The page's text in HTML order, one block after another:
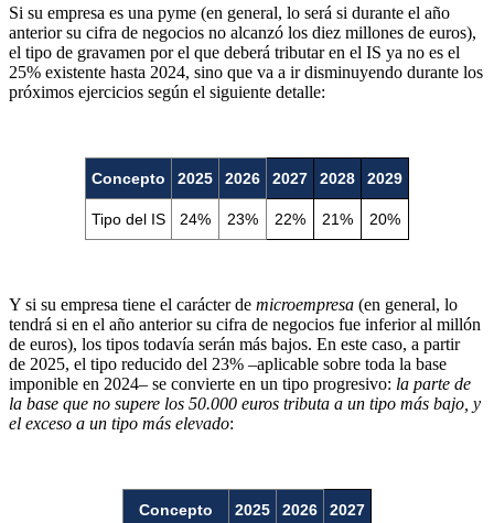
Si su empresa es una pyme (en general, lo será si durante el año
anterior su cifra de negocios no alcanzó los diez millones de euros),
el tipo de gravamen por el que deberá tributar en el IS ya no es el
25% existente hasta 2024, sino que va a ir disminuyendo durante los
próximos ejercicios según el siguiente detalle:
Concepto 2025 2026 2027 2028 2029
Tipo del IS 24% 23% 22% 21% 20%
Y si su empresa tiene el carácter de microempresa (en general, lo
tendrá si en el año anterior su cifra de negocios fue inferior al millón
de euros), los tipos todavía serán más bajos. En este caso, a partir
de 2025, el tipo reducido del 23% –aplicable sobre toda la base
imponible en 2024– se convierte en un tipo progresivo: la parte de
la base que no supere los 50.000 euros tributa a un tipo más bajo, y
el exceso a un tipo más elevado:
Concepto 2025 2026 2027